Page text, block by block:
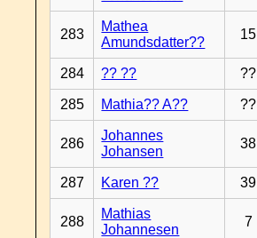
283
Mathea
Amundsdatter??
15
284 ?? ?? ??
285 Mathia?? A?? ??
286
Johannes
Johansen
38
287 Karen ?? 39
288
Mathias
Johannesen
7